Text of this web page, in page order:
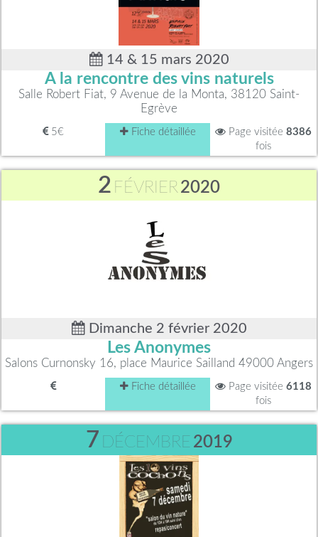
14 & 15 mars 2020
A la rencontre des vins naturels
Salle Robert Fiat, 9 Avenue de la Monta, 38120 Saint-
Egrève
5€ Fiche détaillée Page visitée 8386
fois
2 FÉVRIER2020
Dimanche 2 février 2020
Les Anonymes
Salons Curnonsky 16, place Maurice Sailland 49000 Angers
Fiche détaillée Page visitée 6118
fois
7 DÉCEMBRE 2019